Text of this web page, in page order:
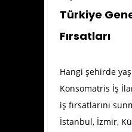
Türkiye
Fırsatları
Hangi şehirde
Konsomatris İş
iş fırsatlarını
İstanbul, İzmir,